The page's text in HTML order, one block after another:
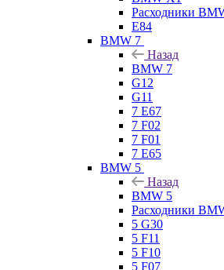
Расходники
E84
BMW 7
Назад
BMW 7
G12
G11
7 Е67
7 F02
7 F01
7 E65
BMW 5
Назад
BMW 5
Расходники
5 G30
5 F11
5 F10
5 F07